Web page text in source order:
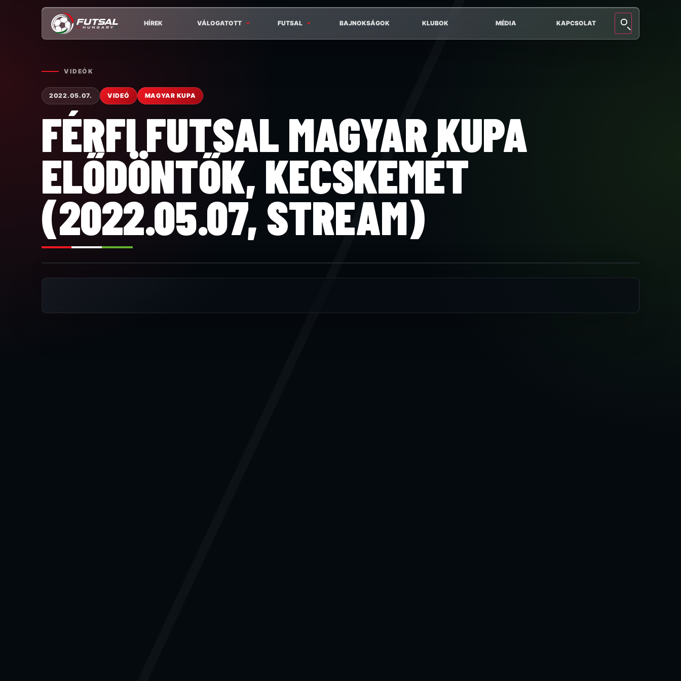
HÍREK VÁLOGATOTT FUTSAL BAJNOKSÁGOK KLUBOK MÉDIA KAPCSOLAT
VIDEÓK
2022.05.07. VIDEÓ MAGYAR KUPA
FÉRFI FUTSAL MAGYAR KUPA
ELŐDÖNTŐK, KECSKEMÉT
(2022.05.07, STREAM)